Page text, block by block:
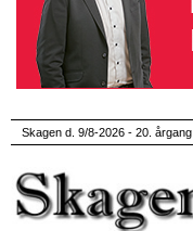
Skagen d. 9/8-2026 - 20. årgang